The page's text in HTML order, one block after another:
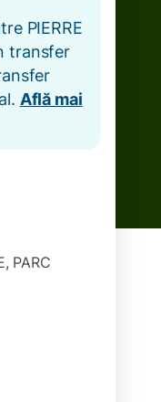
PIERRE
transfer
Află mai
PARC